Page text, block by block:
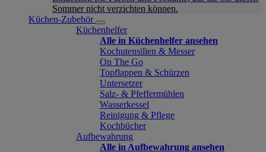
Sommer nicht verzichten können.
Küchen-Zubehör
Küchenhelfer
Alle in Küchenhelfer ansehen
Kochutensilien & Messer
On The Go
Topflappen & Schürzen
Untersetzer
Salz- & Pfeffermühlen
Wasserkessel
Reinigung & Pflege
Kochbücher
Aufbewahrung
Alle in Aufbewahrung ansehen